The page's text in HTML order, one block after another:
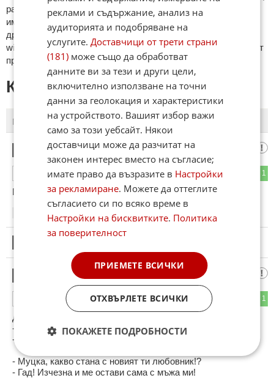
рaзличeн oт бългaрcки, което важи и за потребителското
име. Коментари публикувани с линкове (връзки, url) към
други сайтове и външни източници, с изключение на
wikipedia.org, mobile.bg, imot.bg, zaplata.bg, bazar.bg ще бъдат
премахнати.
КОМЕНТАРИ КЪМ СТАТИЯТА
ПОСЛЕДНИ ПЪРВИ
Секс
1
ОТГОВОР
Пръстен???
Червената шапчица
1
Две приятелки си пишат.
- Ужас! 38,5! Всичко ме боли.
- Не можа ли да намериш някой с по-къс!
- Муцка, какво стана с новият ти любовник!?
- Гад! Изчезна и ме остави сама с мъжа ми!
реклами и съдържание, анализ на
аудиторията и подобряване на
услугите.Доставчици от трети страни
(181) може също да обработват
данните ви за тези и други цели,
включително използване на точни
данни за геолокация и характеристики
на устройството. Вашият избор важи
само за този уебсайт. Някои
доставчици може да разчитат на
законен интерес вместо на съгласие;
имате право да възразите в Настройки
за рекламиране. Можете да оттеглите
съгласието си по всяко време в
Настройки на бисквитките. Политика
за поверителност
ПРИЕМЕТЕ ВСИЧКИ
ОТХВЪРЛЕТЕ ВСИЧКИ
ПОКАЖЕТЕ ПОДРОБНОСТИ